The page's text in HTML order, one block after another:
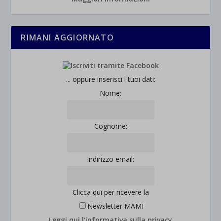
RIMANI AGGIORNATO
... oppure inserisci i tuoi dati:
Nome:
Cognome:
Indirizzo email:
Clicca qui per ricevere la
Newsletter MAMI